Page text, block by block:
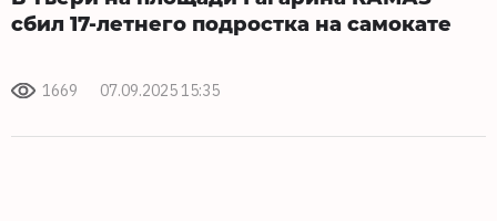
сбил 17-летнего подростка на самокате
1669 07.09.2025 15:35